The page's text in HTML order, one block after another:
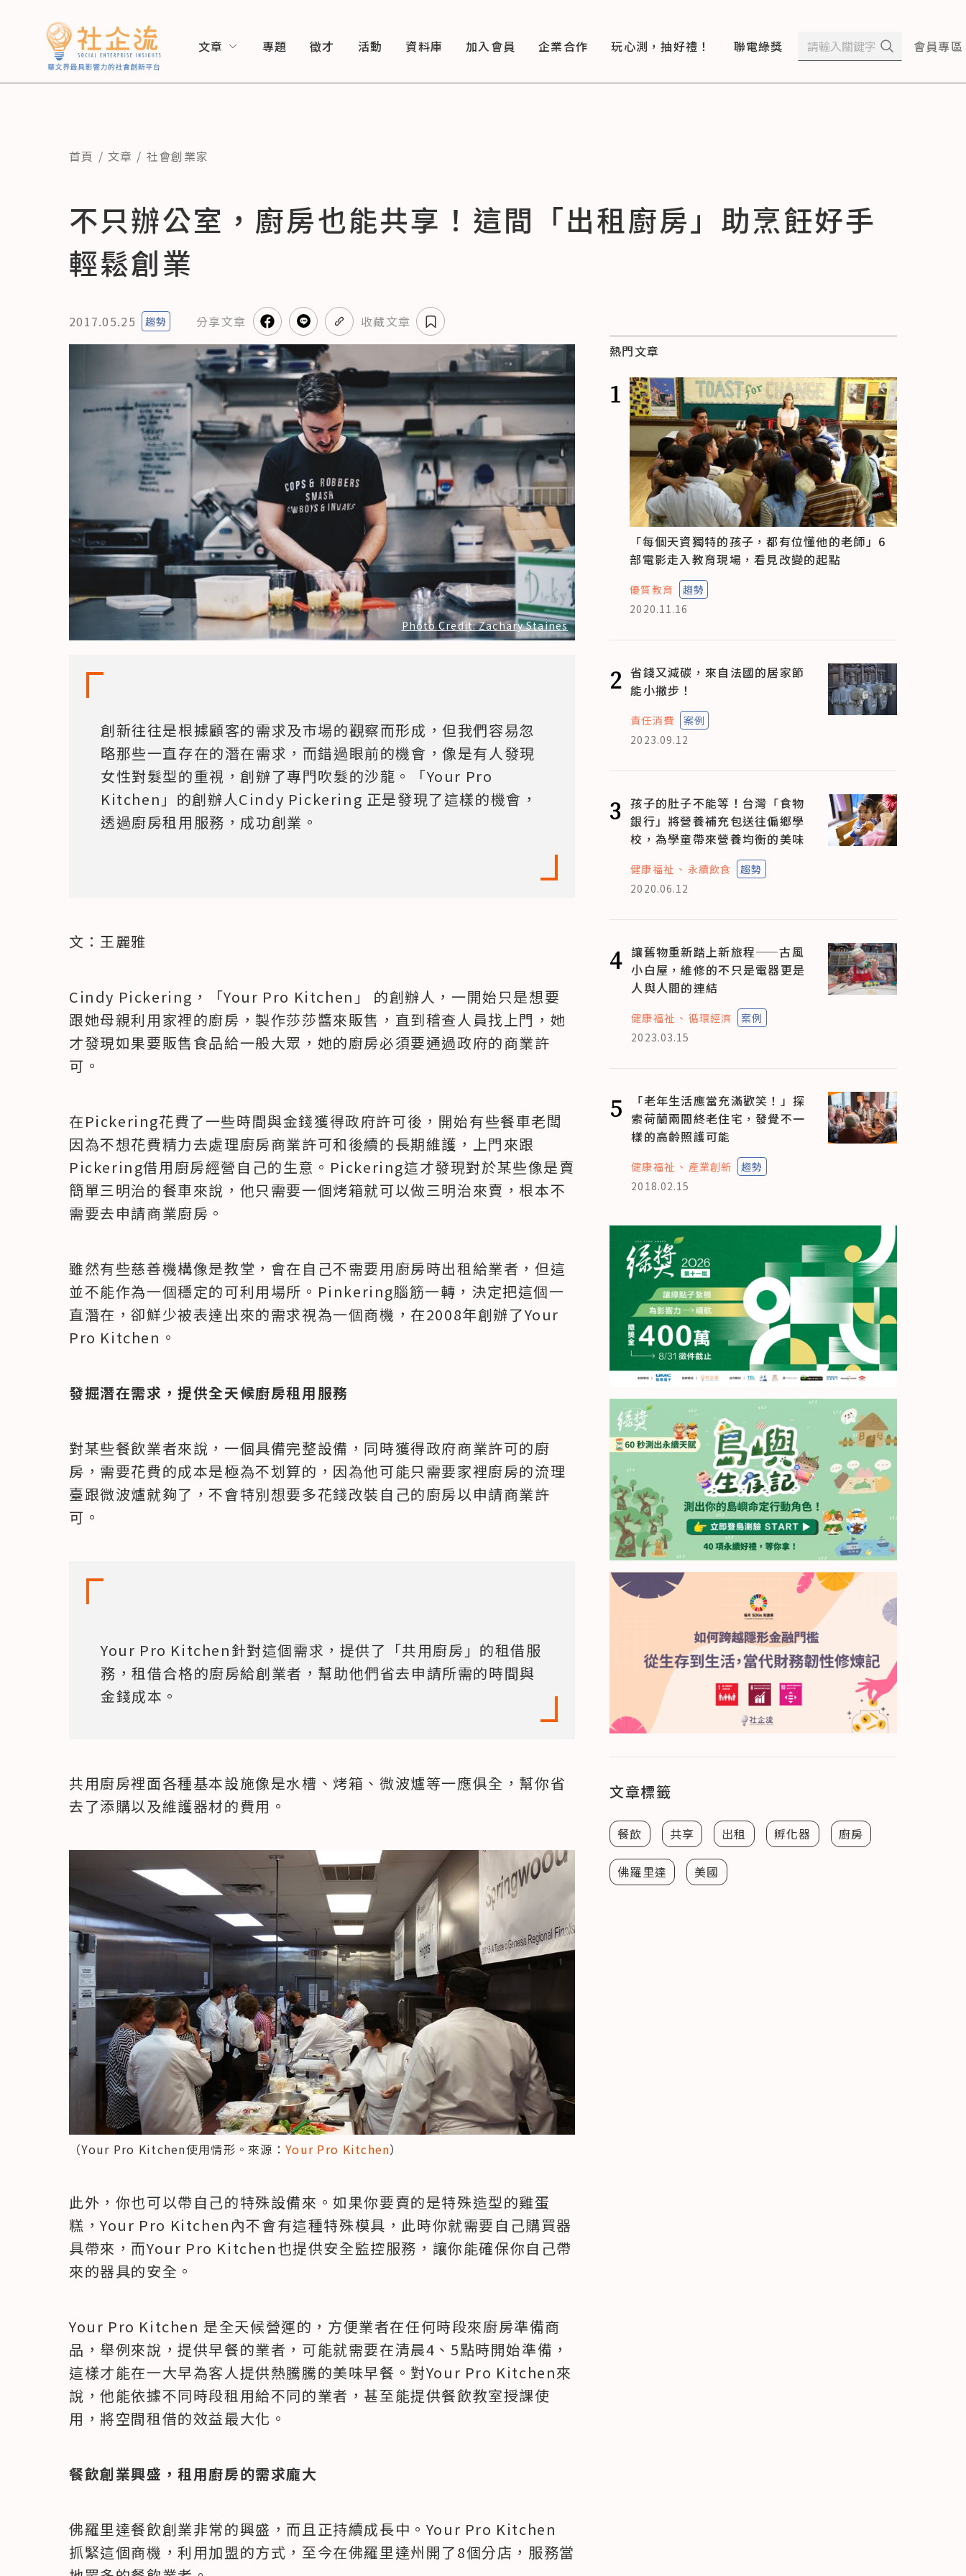
文章 專題 徵才 活動 資料庫 加入會員 企業合作 玩心測，抽好禮！ 聯電綠獎 會員專區
首頁 文章 社會創業家
不只辦公室，廚房也能共享！這間「出租廚房」助烹飪好手
輕鬆創業
2017.05.25 趨勢 分享文章 收藏文章
Photo Credit: Zachary Staines
創新往往是根據顧客的需求及市場的觀察而形成，但我們容易忽
略那些一直存在的潛在需求，而錯過眼前的機會，像是有人發現
女性對髮型的重視，創辦了專門吹髮的沙龍。「Your Pro
Kitchen」的創辦人Cindy Pickering 正是發現了這樣的機會，
透過廚房租用服務，成功創業。
文：王麗雅
Cindy Pickering，「Your Pro Kitchen」 的創辦人，一開始只是想要
跟她母親利用家裡的廚房，製作莎莎醬來販售，直到稽查人員找上門，她
才發現如果要販售食品給一般大眾，她的廚房必須要通過政府的商業許
可。
在Pickering花費了一些時間與金錢獲得政府許可後，開始有些餐車老闆
因為不想花費精力去處理廚房商業許可和後續的長期維護，上門來跟
Pickering借用廚房經營自己的生意。Pickering這才發現對於某些像是賣
簡單三明治的餐車來說，他只需要一個烤箱就可以做三明治來賣，根本不
需要去申請商業廚房。
雖然有些慈善機構像是教堂，會在自己不需要用廚房時出租給業者，但這
並不能作為一個穩定的可利用場所。Pinkering腦筋一轉，決定把這個一
直潛在，卻鮮少被表達出來的需求視為一個商機，在2008年創辦了Your
Pro Kitchen。
發掘潛在需求，提供全天候廚房租用服務
對某些餐飲業者來說，一個具備完整設備，同時獲得政府商業許可的廚
房，需要花費的成本是極為不划算的，因為他可能只需要家裡廚房的流理
臺跟微波爐就夠了，不會特別想要多花錢改裝自己的廚房以申請商業許
可。
Your Pro Kitchen針對這個需求，提供了「共用廚房」的租借服
務，租借合格的廚房給創業者，幫助他們省去申請所需的時間與
金錢成本。
共用廚房裡面各種基本設施像是水槽、烤箱、微波爐等一應俱全，幫你省
去了添購以及維護器材的費用。
（Your Pro Kitchen使用情形。來源： Your Pro Kitchen）
此外，你也可以帶自己的特殊設備來。如果你要賣的是特殊造型的雞蛋
糕，Your Pro Kitchen內不會有這種特殊模具，此時你就需要自己購買器
具帶來，而Your Pro Kitchen也提供安全監控服務，讓你能確保你自己帶
來的器具的安全。
Your Pro Kitchen 是全天候營運的，方便業者在任何時段來廚房準備商
品，舉例來說，提供早餐的業者，可能就需要在清晨4、5點時開始準備，
這樣才能在一大早為客人提供熱騰騰的美味早餐。對Your Pro Kitchen來
說，他能依據不同時段租用給不同的業者，甚至能提供餐飲教室授課使
用，將空間租借的效益最大化。
餐飲創業興盛，租用廚房的需求龐大
佛羅里達餐飲創業非常的興盛，而且正持續成長中。Your Pro Kitchen
抓緊這個商機，利用加盟的方式，至今在佛羅里達州開了8個分店，服務當
熱門文章
1
「每個天資獨特的孩子，都有位懂他的老師」6
部電影走入教育現場，看見改變的起點
優質教育
趨勢
2020.11.16
2 省錢又減碳，來自法國的居家節
能小撇步！
責任消費
案例
2023.09.12
3 孩子的肚子不能等！台灣「食物
銀行」將營養補充包送往偏鄉學
校，為學童帶來營養均衡的美味
健康福祉 永續飲食
趨勢
2020.06.12
4 讓舊物重新踏上新旅程——古風
小白屋，維修的不只是電器更是
人與人間的連結
健康福祉 循環經濟
案例
2023.03.15
5
「老年生活應當充滿歡笑！」探
索荷蘭兩間終老住宅，發覺不一
樣的高齡照護可能
健康福祉 產業創新
趨勢
2018.02.15
文章標籤
餐飲 共享 出租 孵化器 廚房
佛羅里達 美國